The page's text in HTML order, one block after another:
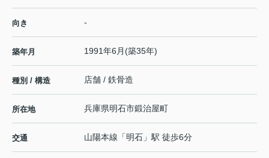
向き -
築年月 1991年6月(築35年)
種別 / 構造 店舗 / 鉄骨造
所在地 兵庫県明石市鍛治屋町
交通 山陽本線 「明石 」駅 徒歩6分